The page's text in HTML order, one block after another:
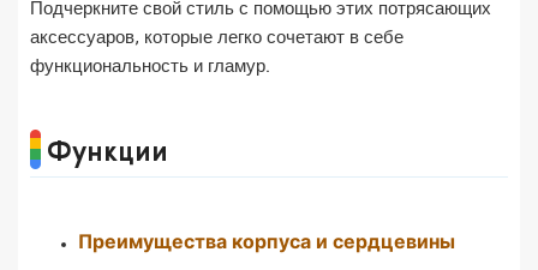
Подчеркните свой стиль с помощью этих потрясающих
аксессуаров, которые легко сочетают в себе
функциональность и гламур.
Функции
Преимущества корпуса и сердцевины